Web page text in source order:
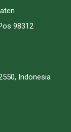
98312
Indonesia